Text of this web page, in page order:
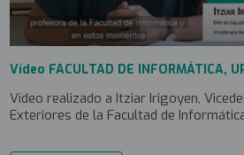
Vídeo FACULTAD DE INFORMÁTICA,
Vídeo realizado a Itziar Irigoyen,
Exteriores de la Facultad de